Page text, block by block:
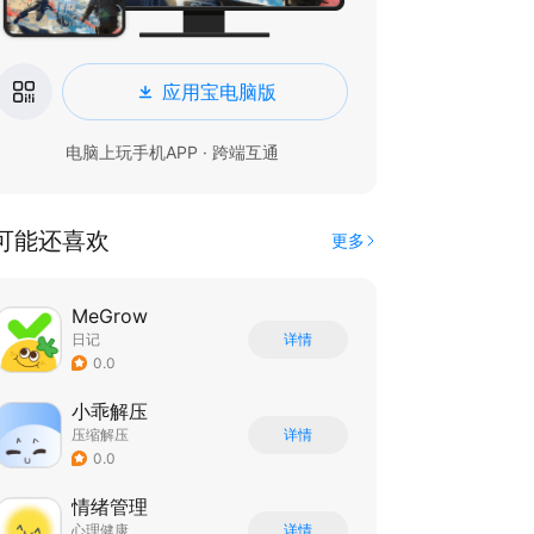
应用宝电脑版
电脑上玩手机APP · 跨端互通
能还喜欢 更多
MeGrow
日记
0.0
详情
小乖解压
压缩解压
0.0
详情
情绪管理
心理健康 详情